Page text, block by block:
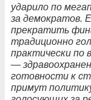
ударило по
за демократов.
прекратить
традиционно
практически по
—
готовности к
примут